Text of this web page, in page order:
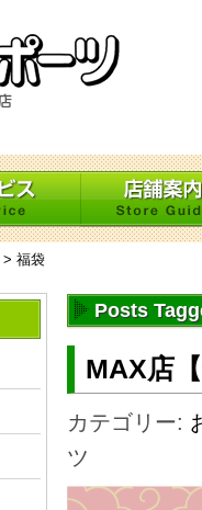
> 福袋
Posts
MAX店
カテゴリー:
ツ